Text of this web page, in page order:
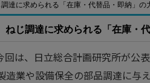
達に求められる「在庫・代替品・即納」の
ねじ調達に求められる「在庫・
回は、日立総合計画研究所が公
業や設備保全の部品調達に与